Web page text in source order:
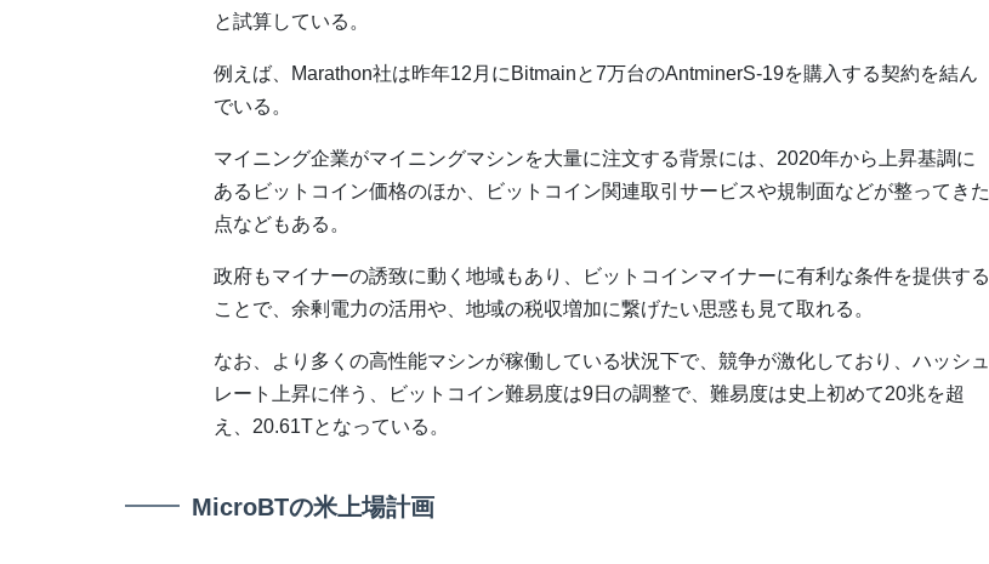
と試算している。
例えば、Marathon社は昨年12月にBitmainと7万台のAntminerS-19を購入する契約を結ん
でいる。
マイニング企業がマイニングマシンを大量に注文する背景には、2020年から上昇基調に
あるビットコイン価格のほか、ビットコイン関連取引サービスや規制面などが整ってきた
点などもある。
政府もマイナーの誘致に動く地域もあり、ビットコインマイナーに有利な条件を提供する
ことで、余剰電力の活用や、地域の税収増加に繋げたい思惑も見て取れる。
なお、より多くの高性能マシンが稼働している状況下で、競争が激化しており、ハッシュ
レート上昇に伴う、ビットコイン難易度は9日の調整で、難易度は史上初めて20兆を超
え、20.61Tとなっている。
MicroBTの米上場計画